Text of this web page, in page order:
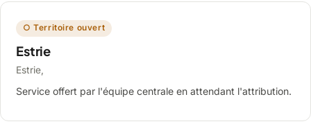
○ Territoire ouvert
Estrie
Estrie,
Service offert par l'équipe centrale en attendant l'attribution.